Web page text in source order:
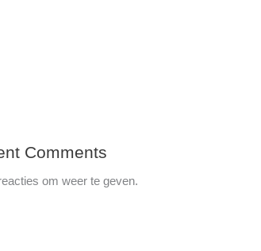
Comments
om weer te geven.